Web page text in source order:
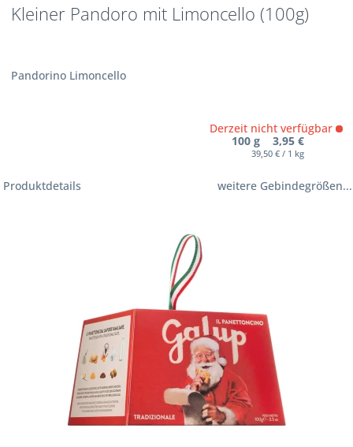
Kleiner Pandoro mit Limoncello (100g)
Pandorino Limoncello
Derzeit nicht verfügbar
100 g 3,95 €
39,50 € / 1 kg
Produktdetails weitere Gebindegrößen...